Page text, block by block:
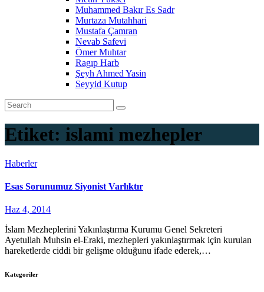
Muhammed Bakır Es Sadr
Murtaza Mutahhari
Mustafa Çamran
Nevab Safevi
Ömer Muhtar
Ragıp Harb
Şeyh Ahmed Yasin
Seyyid Kutup
Etiket: islami mezhepler
Haberler
Esas Sorunumuz Siyonist Varlıktır
Haz 4, 2014
İslam Mezheplerini Yakınlaştırma Kurumu Genel Sekreteri
Ayetullah Muhsin el-Eraki, mezhepleri yakınlaştırmak için kurulan
hareketlerde ciddi bir gelişme olduğunu ifade ederek,…
Kategoriler